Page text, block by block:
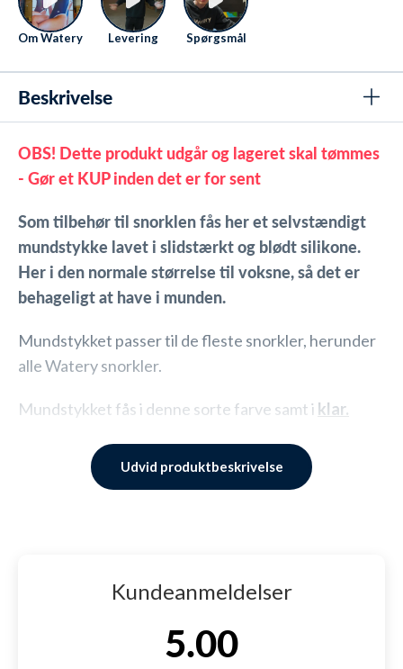
Om Watery Levering Spørgsmål
Beskrivelse
OBS! Dette produkt udgår og lageret skal tømmes
- Gør et KUP inden det er for sent
Som tilbehør til snorklen fås her et selvstændigt
mundstykke lavet i slidstærkt og blødt silikone.
Her i den normale størrelse til voksne, så det er
behageligt at have i munden.
Mundstykket passer til de fleste snorkler, herunder
alle Watery snorkler.
Mundstykket fås i denne sorte farve samt i klar.
Mundstykket er lavet i fødevaregodkendt silikone.
SKU: 1002464
Udvid produktbeskrivelse
Kundeanmeldelser
5.00